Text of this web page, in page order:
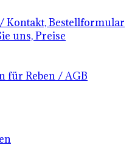
Kontakt, Bestellformular
uns, Preise
für Reben / AGB